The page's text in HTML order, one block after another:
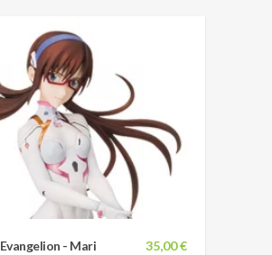
35,00 €
- Mari